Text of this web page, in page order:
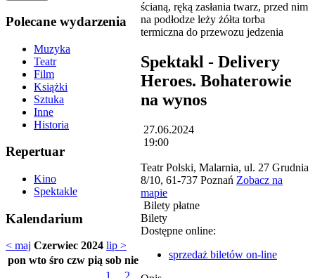
Polecane wydarzenia
Muzyka
Teatr
Film
Książki
Sztuka
Inne
Historia
Repertuar
Kino
Spektakle
Kalendarium
< maj Czerwiec 2024 lip >
pon wto śro czw pią sob nie
Spektakl - Delivery
Heroes. Bohaterowie
na wynos
27.06.2024
19:00
Teatr Polski, Malarnia, ul. 27 Grudnia
8/10, 61-737 Poznań Zobacz na
mapie
Bilety płatne
Bilety
Dostępne online:
sprzedaż biletów on-line